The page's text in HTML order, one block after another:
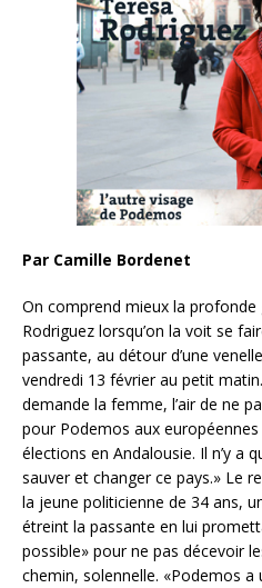
Par Camille Bordenet
On comprend mieux la profonde
Rodriguez lorsqu’on la voit se
passante, au détour d’une
vendredi 13 février au petit
demande la femme, l’air de ne
pour Podemos aux
élections en Andalousie. Il n’y a
sauver et changer ce pays.» Le
la jeune politicienne de 34 ans,
étreint la passante en lui
possible» pour ne pas décevoir
chemin, solennelle. «Podemos